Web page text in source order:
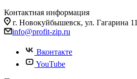
Контактная информация
г. Новокуйбышевск, ул. Гагарина 11
info@profit-zip.ru
Вконтакте
YouTube